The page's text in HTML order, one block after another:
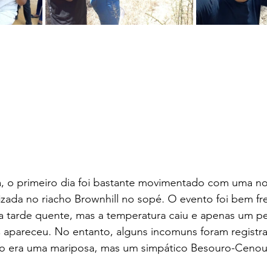
o primeiro dia foi bastante movimentado com uma
no riacho Brownhill no sopé. O evento foi bem
tarde quente, mas a temperatura caiu e apenas um
apareceu. No entanto, alguns incomuns foram
era uma mariposa, mas um simpático Besouro-